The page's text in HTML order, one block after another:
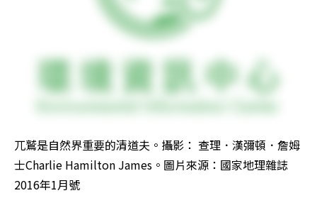
兀鷲是自然界重要的清道夫。攝影： 查理．漢彌頓．詹姆
士Charlie Hamilton James。圖片來源：國家地理雜誌
2016年1月號